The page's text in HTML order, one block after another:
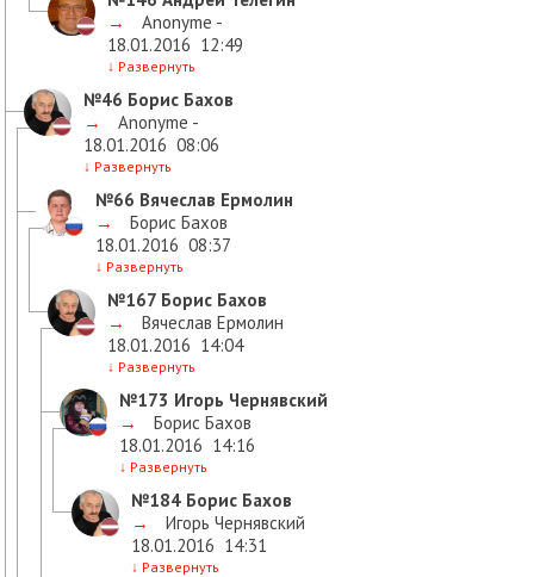
→
Anonyme -
18.01.2016 12:49
↓ Развернуть
№46 Борис Бахов
→
Anonyme -
18.01.2016 08:06
↓ Развернуть
№66 Вячеслав Ермолин
→
Борис Бахов
18.01.2016 08:37
↓ Развернуть
№167 Борис Бахов
→
Вячеслав Ермолин
18.01.2016 14:04
↓ Развернуть
№173 Игорь Чернявский
→
Борис Бахов
18.01.2016 14:16
↓ Развернуть
№184 Борис Бахов
→
Игорь Чернявский
18.01.2016 14:31
↓ Развернуть